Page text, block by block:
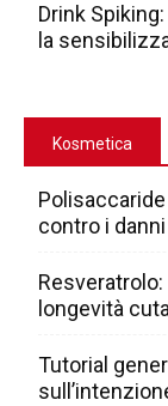
Drink
la
Kosmetica
contro i
longevità
Tutorial